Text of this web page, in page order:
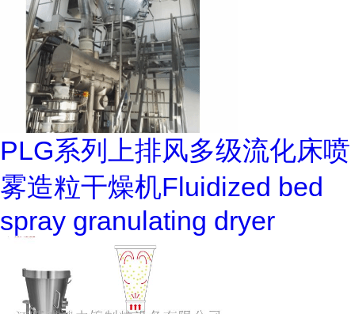
PLG系列上排风多级流化床喷
雾造粒干燥机Fluidized bed
spray granulating dryer